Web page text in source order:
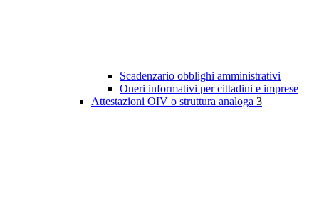
Scadenzario obblighi amministrativi
Oneri informativi per cittadini e imprese
Attestazioni OIV o struttura analoga 3